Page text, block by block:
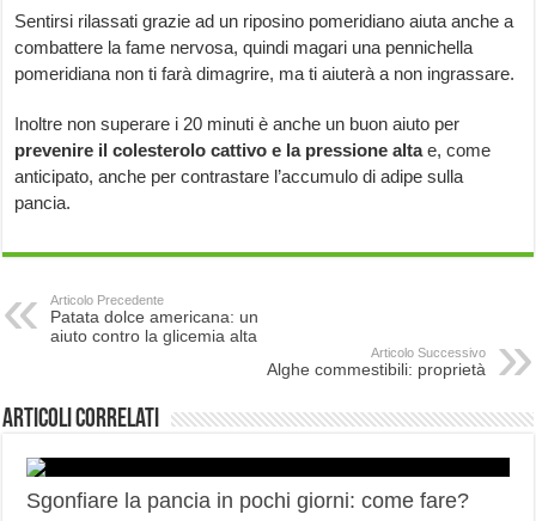
Sentirsi rilassati grazie ad un riposino pomeridiano aiuta anche a
combattere la fame nervosa, quindi magari una pennichella
pomeridiana non ti farà dimagrire, ma ti aiuterà a non ingrassare.
Inoltre non superare i 20 minuti è anche un buon aiuto per
prevenire il colesterolo cattivo e la pressione altae, come
anticipato, anche per contrastare l’accumulo di adipe sulla
pancia.
Articolo Precedente
Patata dolce americana: un
aiuto contro la glicemia alta
Articolo Successivo
Alghe commestibili: proprietà
Articoli correlati
Sgonfiare la pancia in pochi giorni: come fare?